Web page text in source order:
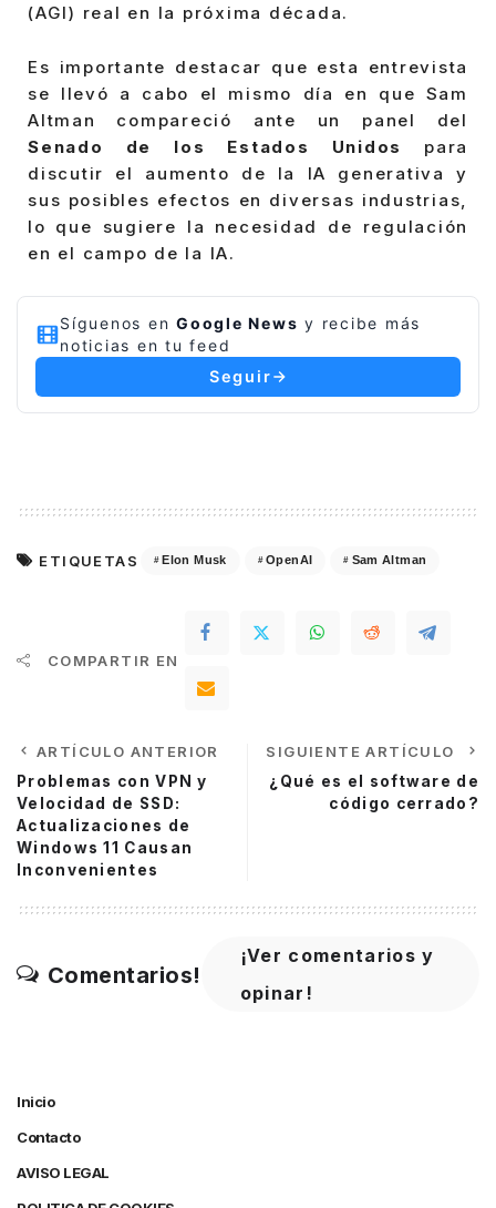
(AGI) real en la próxima década.
Es importante destacar que esta entrevista
se llevó a cabo el mismo día en que Sam
Altman compareció ante un panel del
Senado de los Estados Unidos
para
discutir el aumento de la IA generativa y
sus posibles efectos en diversas industrias,
lo que sugiere la necesidad de regulación
en el campo de la IA.
Síguenos en Google News y recibe más
noticias en tu feed
Seguir
ETIQUETAS Elon Musk OpenAI Sam Altman
COMPARTIR EN
ARTÍCULO ANTERIOR
Problemas con VPN y
Velocidad de SSD:
Actualizaciones de
Windows 11 Causan
Inconvenientes
SIGUIENTE ARTÍCULO
¿Qué es el software de
código cerrado?
Comentarios!
¡Ver comentarios y
opinar!
Inicio
Contacto
AVISO LEGAL